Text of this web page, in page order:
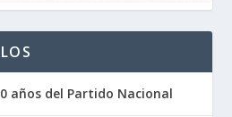
años del Partido Nacional